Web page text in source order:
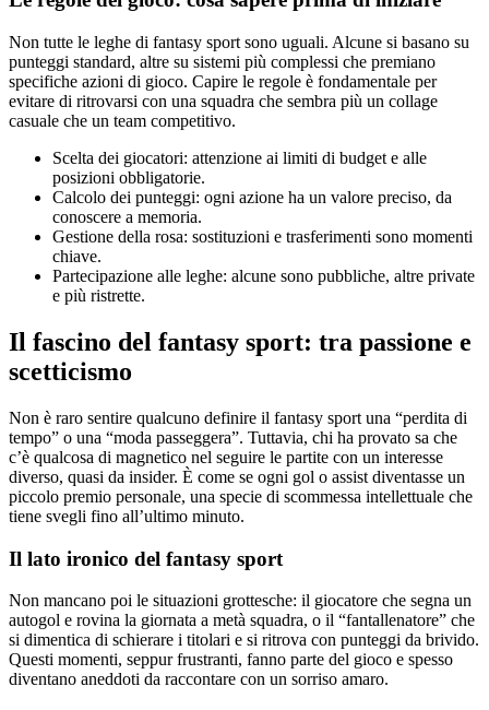
Non tutte le leghe di fantasy sport sono uguali. Alcune si basano su
punteggi standard, altre su sistemi più complessi che premiano
specifiche azioni di gioco. Capire le regole è fondamentale per
evitare di ritrovarsi con una squadra che sembra più un collage
casuale che un team competitivo.
Scelta dei giocatori: attenzione ai limiti di budget e alle
posizioni obbligatorie.
Calcolo dei punteggi: ogni azione ha un valore preciso, da
conoscere a memoria.
Gestione della rosa: sostituzioni e trasferimenti sono momenti
chiave.
Partecipazione alle leghe: alcune sono pubbliche, altre private
e più ristrette.
Il fascino del fantasy sport: tra passione e
scetticismo
Non è raro sentire qualcuno definire il fantasy sport una “perdita di
tempo” o una “moda passeggera”. Tuttavia, chi ha provato sa che
c’è qualcosa di magnetico nel seguire le partite con un interesse
diverso, quasi da insider. È come se ogni gol o assist diventasse un
piccolo premio personale, una specie di scommessa intellettuale che
tiene svegli fino all’ultimo minuto.
Il lato ironico del fantasy sport
Non mancano poi le situazioni grottesche: il giocatore che segna un
autogol e rovina la giornata a metà squadra, o il “fantallenatore” che
si dimentica di schierare i titolari e si ritrova con punteggi da brivido.
Questi momenti, seppur frustranti, fanno parte del gioco e spesso
diventano aneddoti da raccontare con un sorriso amaro.